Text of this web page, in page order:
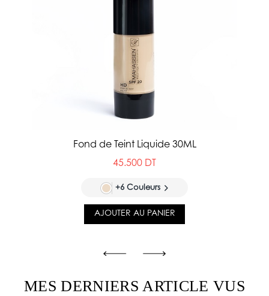
Fond de Teint Liquide 30ML
45.500 DT
+6 Couleurs
AJOUTER AU PANIER
MES DERNIERS ARTICLE VUS